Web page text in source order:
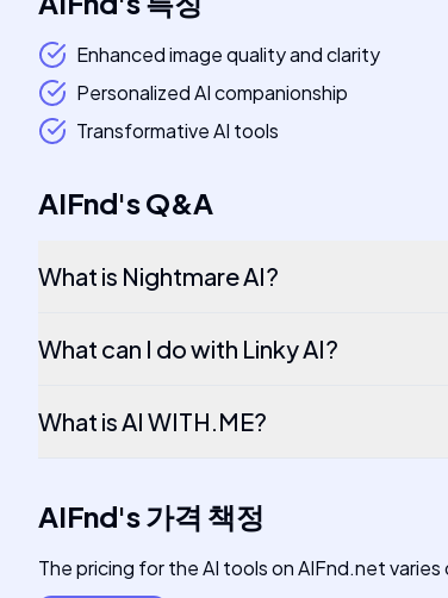
Enhanced image quality and clarity
Personalized AI companionship
Transformative AI tools
AIFnd'sQ&A
What is Nightmare AI?
What can I do with Linky AI?
What is AI WITH.ME?
AIFnd's가격 책정
The pricing for the AI tools on AIFnd.net